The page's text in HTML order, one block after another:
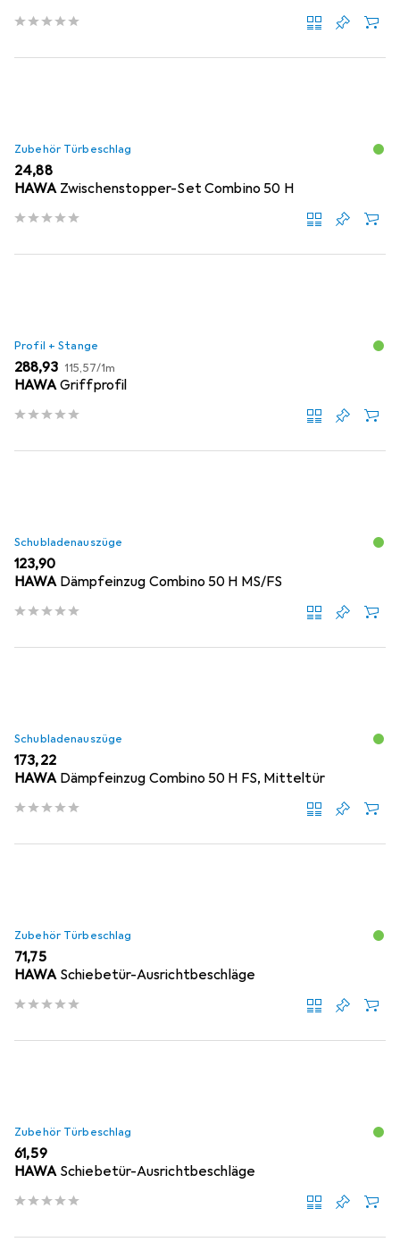
Zubehör Türbeschlag
EUR
24,88
HAWA Zwischenstopper-Set Combino 50 H
Profil + Stange
EUR
288,93 EUR
115,57/1m
HAWAGriffprofil
Schubladenauszüge
EUR
123,90
HAWA Dämpfeinzug Combino 50 H MS/FS
Schubladenauszüge
EUR
173,22
HAWA Dämpfeinzug Combino 50 H FS, Mitteltür
Zubehör Türbeschlag
EUR
71,75
HAWA Schiebetür-Ausrichtbeschläge
Zubehör Türbeschlag
EUR
61,59
HAWA Schiebetür-Ausrichtbeschläge